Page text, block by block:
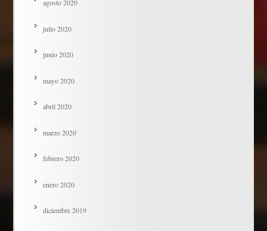
agosto 2020
julio 2020
junio 2020
mayo 2020
abril 2020
marzo 2020
febrero 2020
enero 2020
diciembre 2019